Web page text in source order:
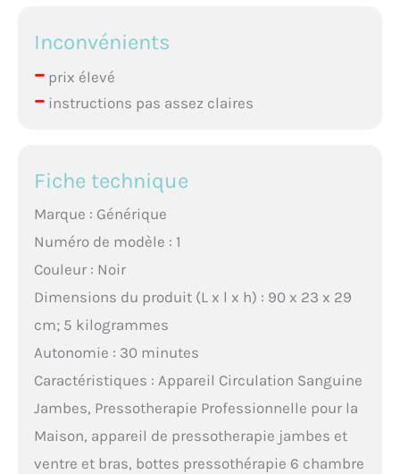
Inconvénients
–prix élevé
–instructions pas assez claires
Fiche technique
Marque : Générique
Numéro de modèle : 1
Couleur : Noir
Dimensions du produit (L x l x h) : 90 x 23 x 29
cm; 5 kilogrammes
Autonomie : 30 minutes
Caractéristiques : Appareil Circulation Sanguine
Jambes, Pressotherapie Professionnelle pour la
Maison, appareil de pressotherapie jambes et
ventre et bras, bottes pressothérapie 6 chambre